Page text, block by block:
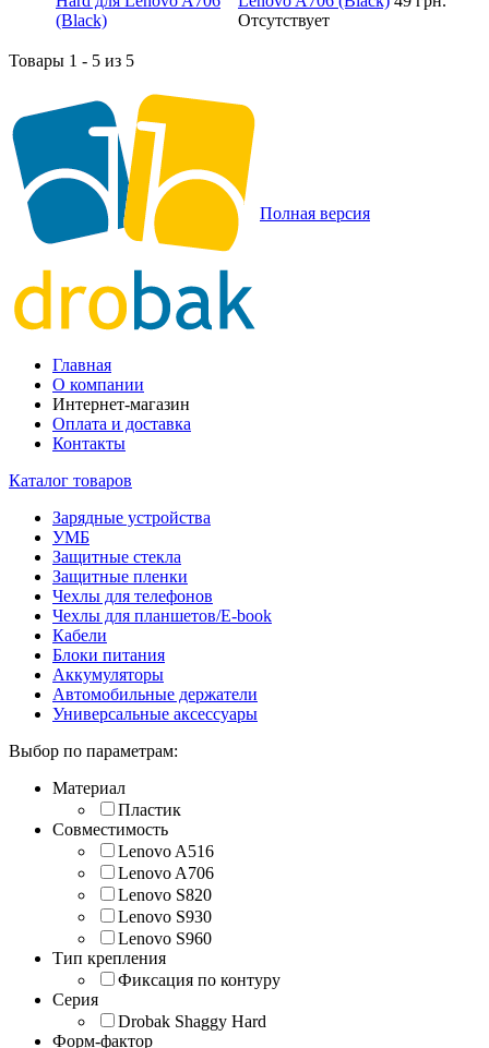
Отсутствует
Товары 1 - 5 из 5
Полная версия
Главная
О компании
Интернет-магазин
Оплата и доставка
Контакты
Каталог товаров
Зарядные устройства
УМБ
Защитные стекла
Защитные пленки
Чехлы для телефонов
Чехлы для планшетов/E-book
Кабели
Блоки питания
Аккумуляторы
Автомобильные держатели
Универсальные аксессуары
Выбор по параметрам:
Материал
Пластик
Совместимость
Lenovo A516
Lenovo A706
Lenovo S820
Lenovo S930
Lenovo S960
Тип крепления
Фиксация по контуру
Серия
Drobak Shaggy Hard
Форм-фактор